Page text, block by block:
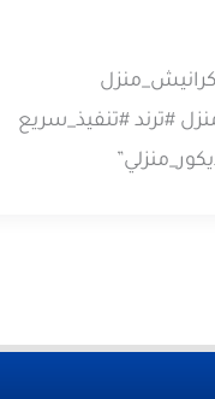
#ترند #تنفيذ_سريع